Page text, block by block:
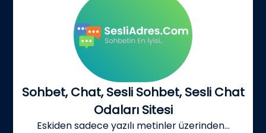
Sohbet, Chat, Sesli Sohbet, Sesli Chat
Odaları Sitesi
Eskiden sadece yazılı metinler üzerinden...